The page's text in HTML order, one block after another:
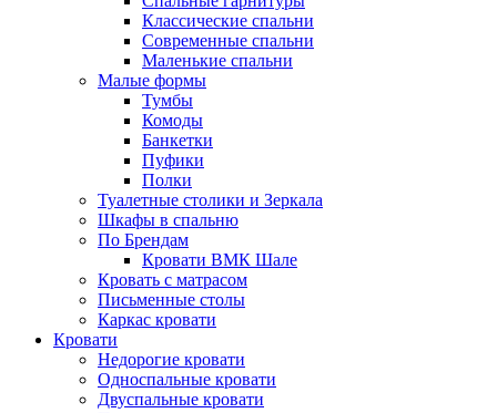
Классические спальни
Современные спальни
Маленькие спальни
Малые формы
Тумбы
Комоды
Банкетки
Пуфики
Полки
Туалетные столики и Зеркала
Шкафы в спальню
По Брендам
Кровати ВМК Шале
Кровать с матрасом
Письменные столы
Каркас кровати
Кровати
Недорогие кровати
Односпальные кровати
Двуспальные кровати